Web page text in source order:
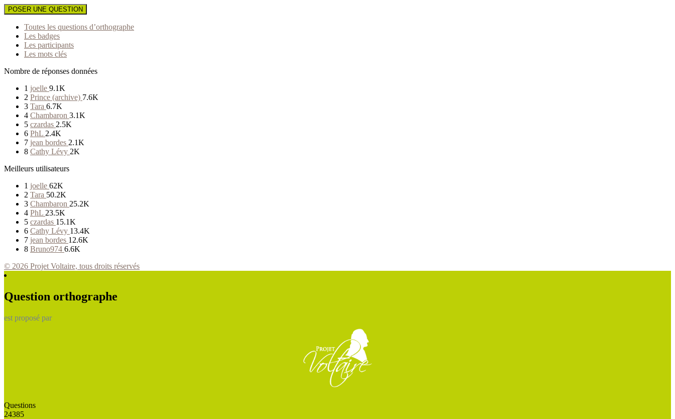
POSER UNE QUESTION
Toutes les questions d’orthographe
Les badges
Les participants
Les mots clés
Nombre de réponses données
1 joelle 9.1K
2 Prince (archive) 7.6K
3 Tara 6.7K
4 Chambaron 3.1K
5 czardas 2.5K
6 PhL 2.4K
7 jean bordes 2.1K
8 Cathy Lévy 2K
Meilleurs utilisateurs
1 joelle 62K
2 Tara 50.2K
3 Chambaron 25.2K
4 PhL 23.5K
5 czardas 15.1K
6 Cathy Lévy 13.4K
7 jean bordes 12.6K
8 Bruno974 6.6K
© 2026 Projet Voltaire, tous droits réservés
Question orthographe
est proposé par
Questions
24385